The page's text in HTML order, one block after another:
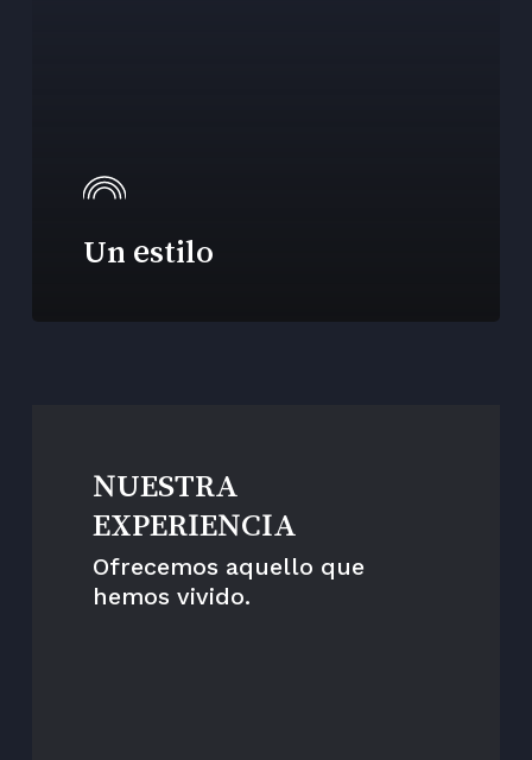
Un estilo
NUESTRA
EXPERIENCIA
Ofrecemos aquello que
hemos vivido.